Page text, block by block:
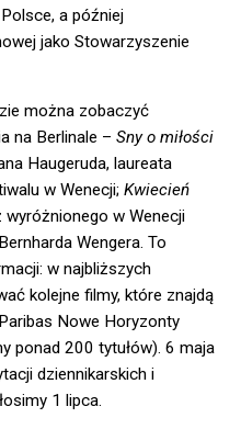
a później
jako Stowarzyszenie
można zobaczyć
na Berlinale –Sny o miłości
Haugeruda, laureata
w Wenecji;Kwiecień
wyróżnionego w Wenecji
Wengera. To
w najbliższych
kolejne filmy, które znajdą
Nowe Horyzonty
ponad 200 tytułów). 6 maja
dziennikarskich i
1 lipca.